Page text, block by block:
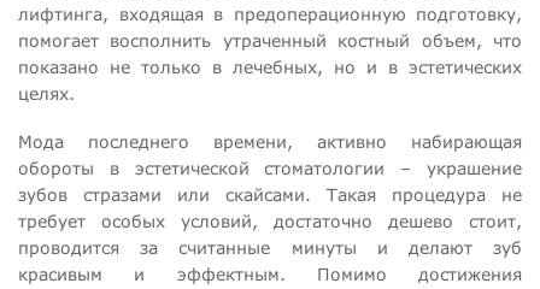
лифтинга, входящая в предоперационную подготовку,
помогает восполнить утраченный костный объем, что
показано не только в лечебных, но и в эстетических
целях.
Мода последнего времени, активно набирающая
обороты в эстетической стоматологии – украшение
зубов стразами или скайсами. Такая процедура не
требует особых условий, достаточно дешево стоит,
проводится за считанные минуты и делают зуб
красивым и эффектным. Помимо достижения